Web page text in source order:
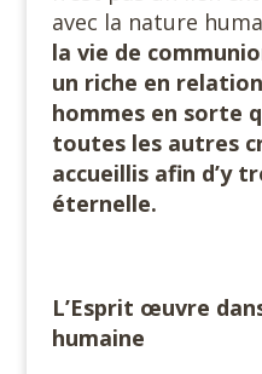
avec la nature
la vie de
un riche en
hommes en sorte
toutes les autres
accueillis afin d’y
éternelle.
L’Esprit œuvre
humaine